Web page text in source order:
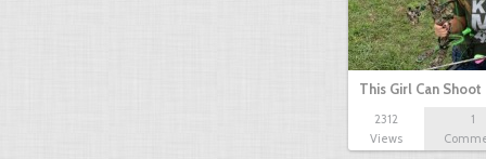
This Girl Can Shoot
2312
Views
1